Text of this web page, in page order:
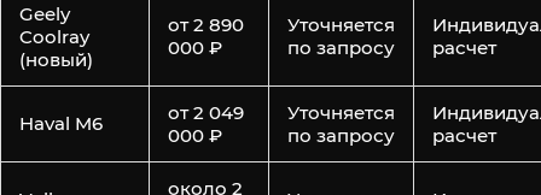
Geely
Coolray
(новый)
от 2 890
000 ₽
Уточняется
по запросу
расчет
Haval M6
от 2 049
000 ₽
Уточняется
по запросу
расчет
около 2